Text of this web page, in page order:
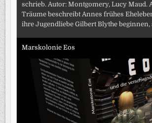
schrieb. Autor: Montgomery, Lucy Maud.
Träume beschreibt Annes frühes
ihre Jugendliebe Gilbert Blythe beginnen,
Marskolonie Eos